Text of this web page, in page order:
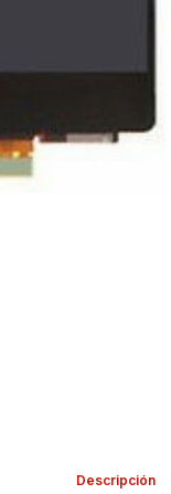
Descripción